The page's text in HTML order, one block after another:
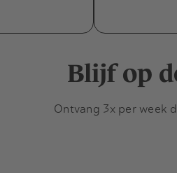
Blijf op
Ontvang 3x per week